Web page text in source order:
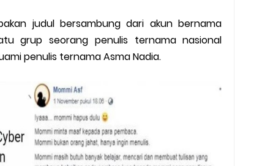
judul bersambung dari akun bernama
grup seorang penulis ternama nasional
penulis ternama Asma Nadia.